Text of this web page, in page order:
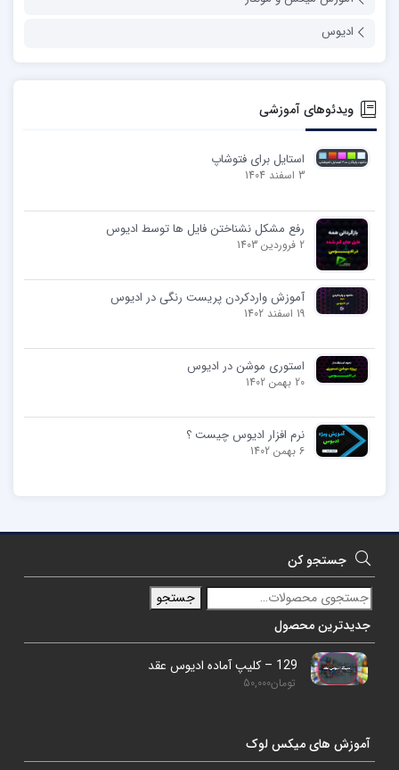
ادیوس
ویدئوهای آموزشی
استایل برای فتوشاپ
3 اسفند 1404
رفع مشکل نشناختن فایل ها توسط ادیوس
2 فروردین 1403
آموزش واردکردن پریست رنگی در ادیوس
19 اسفند 1402
استوری موشن در ادیوس
20 بهمن 1402
نرم افزار ادیوس چیست ؟
6 بهمن 1402
جستجو کن
جستجو
جدیدترین محصول
129 – کلیپ آماده ادیوس عقد
تومان50,000
آموزش های میکس لوک